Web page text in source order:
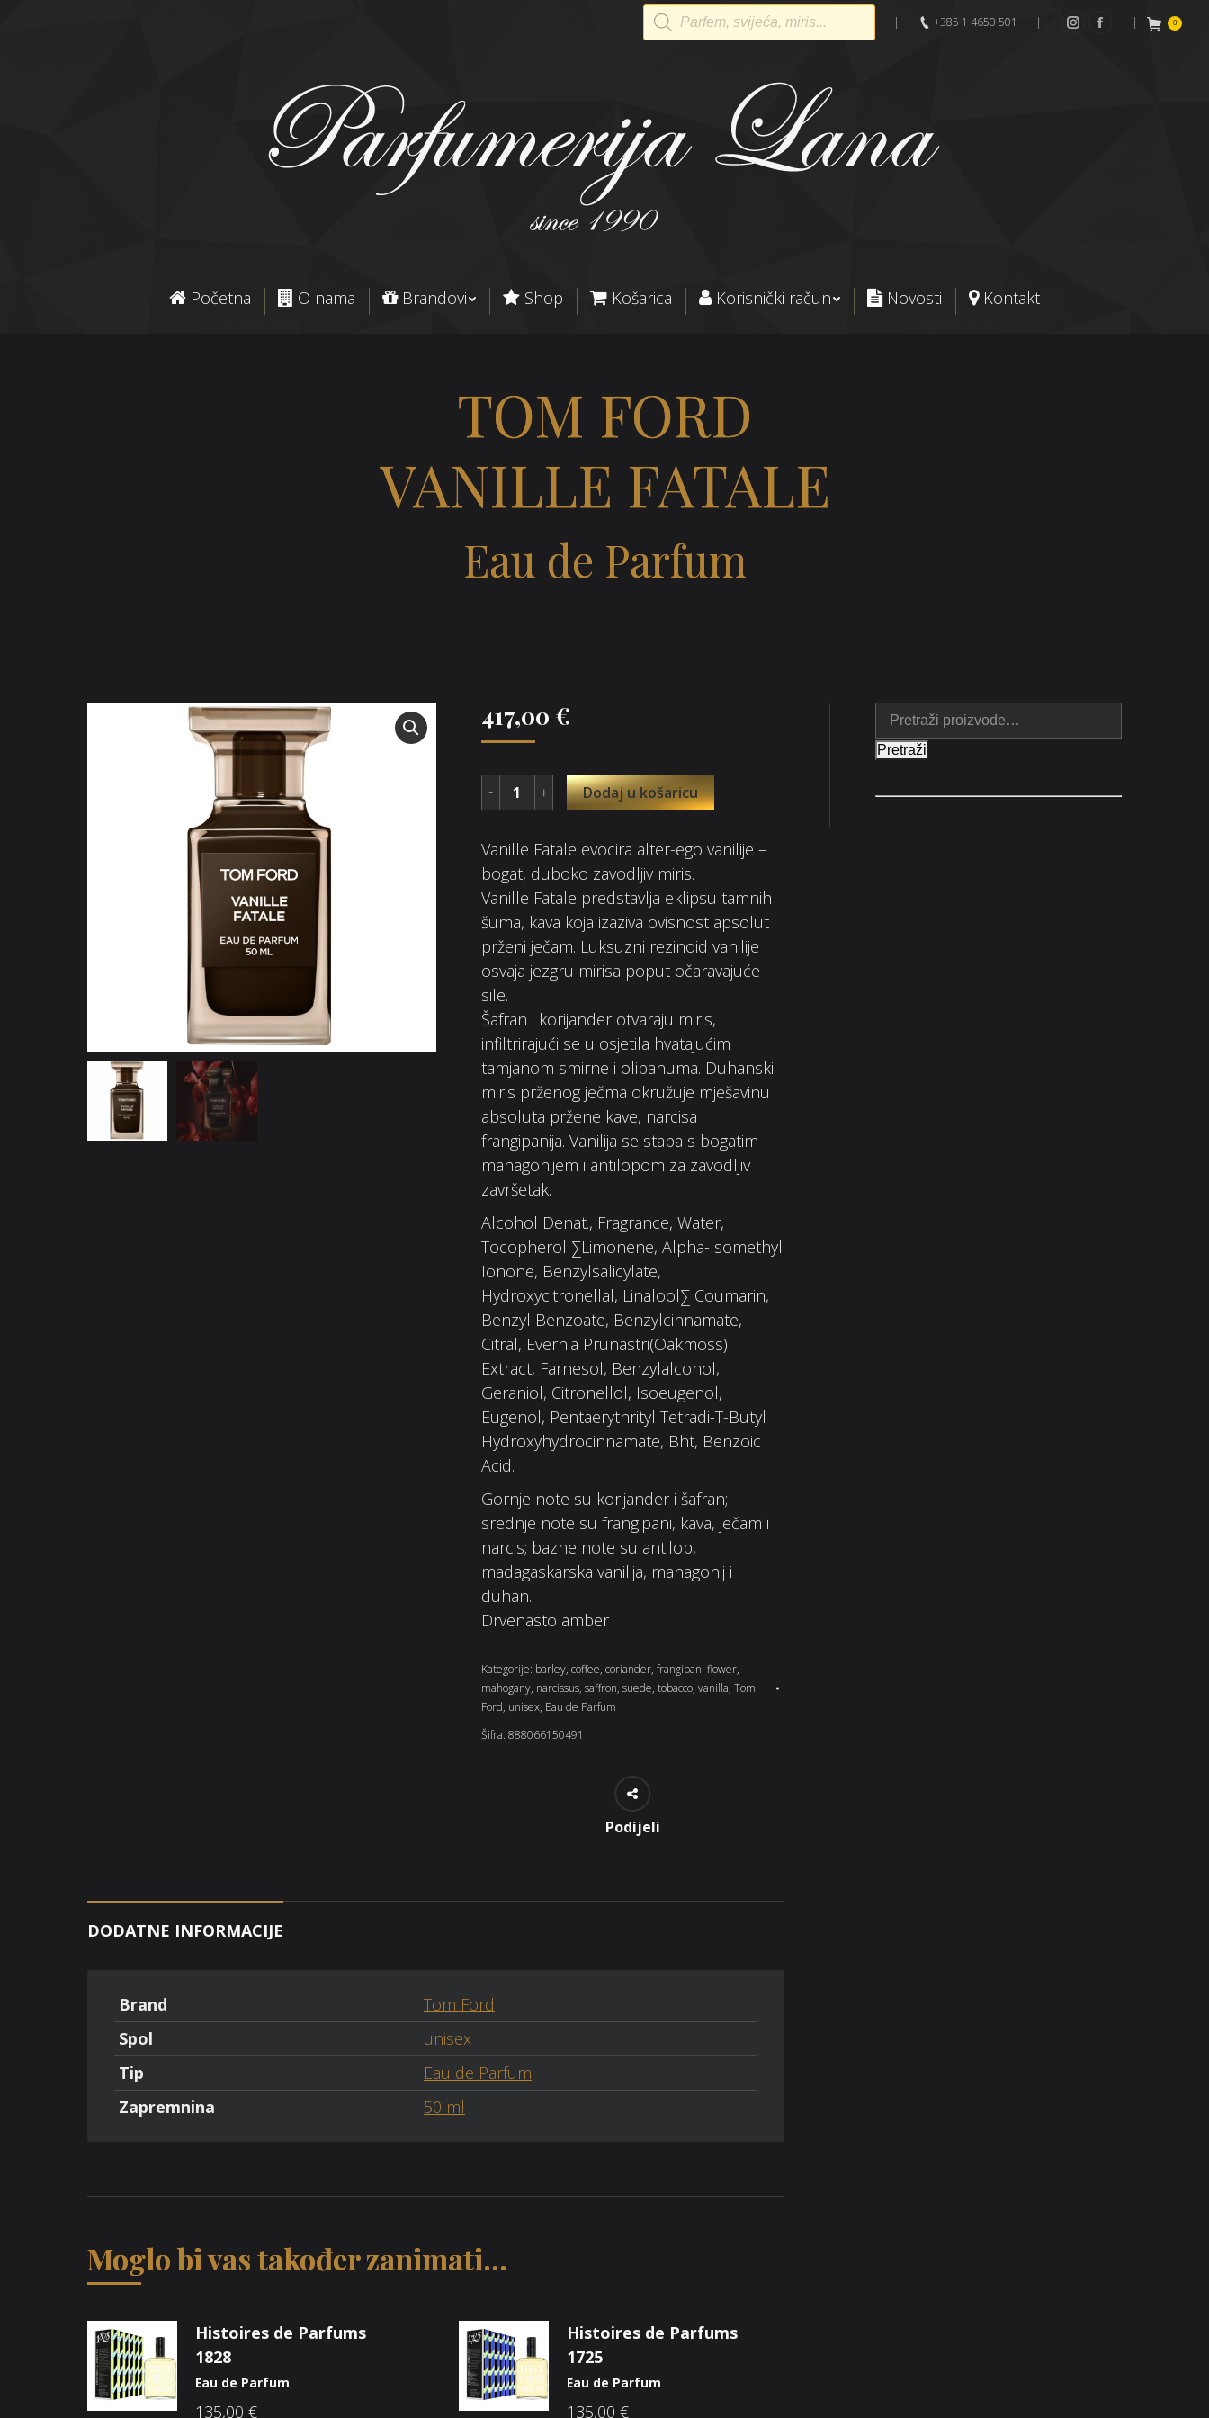
Products
search
| +385 1 4650 501 |
Instagram
Facebook
| 0
Početna O nama Brandovi Shop Košarica Korisnički račun Novosti Kontakt
TOM FORD
VANILLE FATALE
Eau de Parfum
417,00 €
Dodaj u košaricu
Vanille Fatale evocira alter-ego vanilije –
bogat, duboko zavodljiv miris.
Vanille Fatale predstavlja eklipsu tamnih
šuma, kava koja izaziva ovisnost apsolut i
prženi ječam. Luksuzni rezinoid vanilije
osvaja jezgru mirisa poput očaravajuće
sile.
Šafran i korijander otvaraju miris,
infiltrirajući se u osjetila hvatajućim
tamjanom smirne i olibanuma. Duhanski
miris prženog ječma okružuje mješavinu
absoluta pržene kave, narcisa i
frangipanija. Vanilija se stapa s bogatim
mahagonijem i antilopom za zavodljiv
završetak.
Alcohol Denat., Fragrance, Water,
Tocopherol ∑Limonene, Alpha-Isomethyl
Ionone, Benzylsalicylate,
Hydroxycitronellal, Linalool∑ Coumarin,
Benzyl Benzoate, Benzylcinnamate,
Citral, Evernia Prunastri(Oakmoss)
Extract, Farnesol, Benzylalcohol,
Geraniol, Citronellol, Isoeugenol,
Eugenol, Pentaerythrityl Tetradi-T-Butyl
Hydroxyhydrocinnamate, Bht, Benzoic
Acid.
Gornje note su korijander i šafran;
srednje note su frangipani, kava, ječam i
narcis; bazne note su antilop,
madagaskarska vanilija, mahagonij i
duhan.
Drvenasto amber
Kategorije: barley, coffee, coriander, frangipani flower,
mahogany, narcissus, saffron, suede, tobacco, vanilla, Tom
Ford, unisex, Eau de Parfum
Šifra: 888066150491
Podijeli
DODATNE INFORMACIJE
Brand
Tom Ford
Spol
unisex
Tip
Eau de Parfum
Zapremnina
50 ml
Moglo bi vas također zanimati...
Histoires de Parfums
1828
Eau de Parfum
135,00 €
Histoires de Parfums
1725
Eau de Parfum
135,00 €
Pretraži